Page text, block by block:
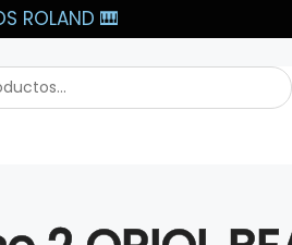
ROLAND 🎹​